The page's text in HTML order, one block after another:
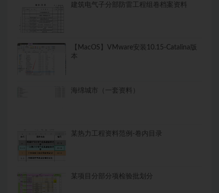
建筑电气子分部防雷工程组卷档案资料
【MacOS】VMware安装10.15-Catalina版
本
海绵城市（一套资料）
某热力工程资料范例-卷内目录
某项目分部分项检验批划分